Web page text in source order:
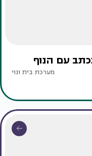
עם הנוף
מערכת בית ונוי